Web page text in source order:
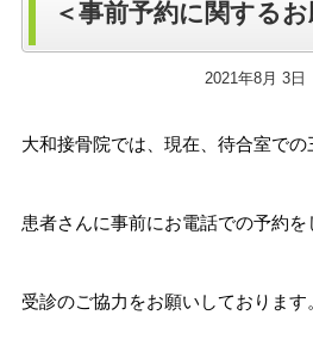
＜事前予約に関するお
2021年8月 3日
大和接骨院では、現在、待合室で
患者さんに事前にお電話での予約
受診のご協力をお願いしております。